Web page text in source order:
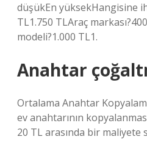
düşükEn yüksekHangisine
TL1.750 TLAraç
modeli?1.000 TL1.
Anahtar
Ortalama Anahtar
ev anahtarının
20 TL arasında bir maliyete